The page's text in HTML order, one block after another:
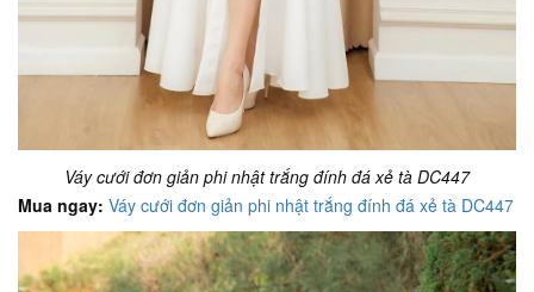
Váy cưới đơn giản phi nhật trắng đính đá xẻ tà DC447
Mua ngay: Váy cưới đơn giản phi nhật trắng đính đá xẻ tà DC447